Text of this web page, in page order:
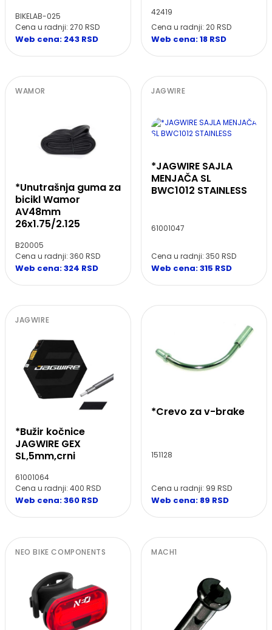
BIKELAB-025
Cena u radnji: 270 RSD
Web cena: 243 RSD
42419
Cena u radnji: 20 RSD
Web cena: 18 RSD
WAMOR
*Unutrašnja guma za
bicikl Wamor
AV48mm
26x1.75/2.125
B20005
Cena u radnji: 360 RSD
Web cena: 324 RSD
JAGWIRE
*JAGWIRE SAJLA
MENJAČA SL
BWC1012 STAINLESS
61001047
Cena u radnji: 350 RSD
Web cena: 315 RSD
JAGWIRE
*Bužir kočnice
JAGWIRE GEX
SL,5mm,crni
61001064
Cena u radnji: 400 RSD
Web cena: 360 RSD
*Crevo za v-brake
151128
Cena u radnji: 99 RSD
Web cena: 89 RSD
NEO BIKE COMPONENTS MACH1